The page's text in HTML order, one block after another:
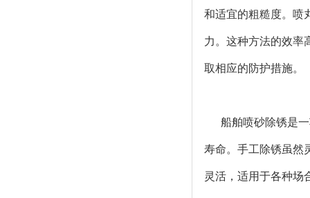
和适宜的粗糙度。喷
力。这种方法的效率
取相应的防护措施。
船舶喷砂除锈是
寿命。手工除锈虽然
灵活，适用于各种场